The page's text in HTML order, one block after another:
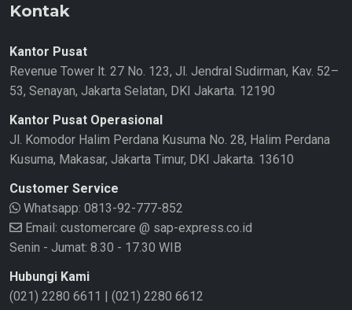
Kontak
Kantor Pusat
Revenue Tower lt. 27 No. 123, Jl. Jendral Sudirman, Kav. 52–
53, Senayan, Jakarta Selatan, DKI Jakarta. 12190
Kantor Pusat Operasional
Jl. Komodor Halim Perdana Kusuma No. 28, Halim Perdana
Kusuma, Makasar, Jakarta Timur, DKI Jakarta. 13610
Customer Service
Whatsapp: 0813-92-777-852
Email: customercare @ sap-express.co.id
Senin - Jumat: 8.30 - 17.30 WIB
Hubungi Kami
(021) 2280 6611 | (021) 2280 6612